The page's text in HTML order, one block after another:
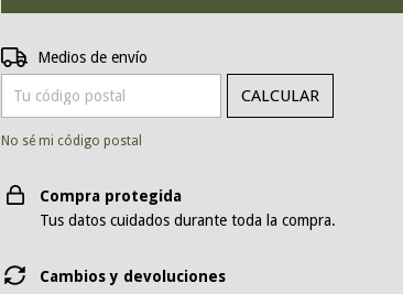
Entregas para el CP:
Medios de envío
CALCULAR
No sé mi código postal
Compra protegida
Tus datos cuidados durante toda la compra.
Cambios y devoluciones